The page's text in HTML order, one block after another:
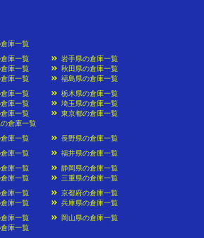
庫一覧
庫一覧
岩手県の倉庫一覧
庫一覧
秋田県の倉庫一覧
庫一覧
福島県の倉庫一覧
庫一覧
栃木県の倉庫一覧
庫一覧
埼玉県の倉庫一覧
庫一覧
東京都の倉庫一覧
倉庫一覧
庫一覧
長野県の倉庫一覧
庫一覧
福井県の倉庫一覧
庫一覧
静岡県の倉庫一覧
庫一覧
三重県の倉庫一覧
庫一覧
京都府の倉庫一覧
庫一覧
兵庫県の倉庫一覧
庫一覧
岡山県の倉庫一覧
庫一覧